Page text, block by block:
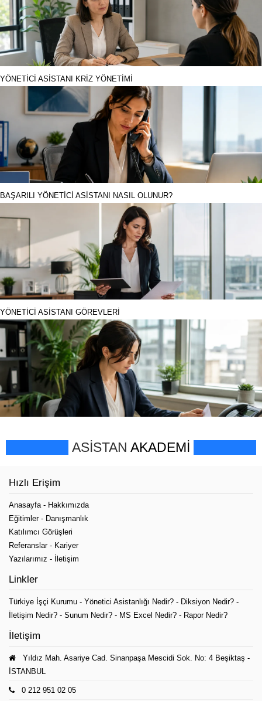
YÖNETİCİ ASİSTANI KRİZ YÖNETİMİ
BAŞARILI YÖNETİCİ ASİSTANI NASIL OLUNUR?
YÖNETİCİ ASİSTANI GÖREVLERİ
ASİSTAN AKADEMİ
Hızlı Erişim
Anasayfa - Hakkımızda
Eğitimler- Danışmanlık
Katılımcı Görüşleri
Referanslar- Kariyer
Yazılarımız - İletişim
Linkler
Türkiye İşçi Kurumu - Yönetici Asistanlığı Nedir? - Diksiyon Nedir? -
İletişim Nedir? - Sunum Nedir? - MS Excel Nedir? - Rapor Nedir?
İletişim
Yıldız Mah. Asariye Cad. Sinanpaşa Mescidi Sok. No: 4 Beşiktaş -
İSTANBUL
0 212 951 02 05